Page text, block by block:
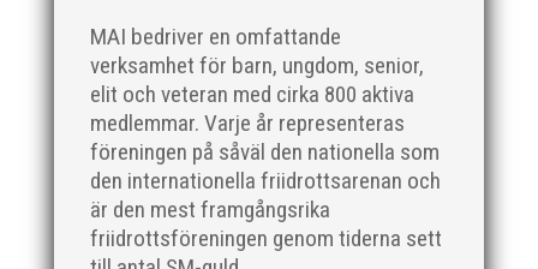
MAI bedriver en omfattande
verksamhet för barn, ungdom, senior,
elit och veteran med cirka 800 aktiva
medlemmar. Varje år representeras
föreningen på såväl den nationella som
den internationella friidrottsarenan och
är den mest framgångsrika
friidrottsföreningen genom tiderna sett
För mig har Lasse betytt oerhört mycket på flera
plan. På 80- och 90-talet, då jag själv var aktiv, var
han för mig en handlingskraftig ledare som alltid var
på plats och igång med en mängd olika projekt. Med